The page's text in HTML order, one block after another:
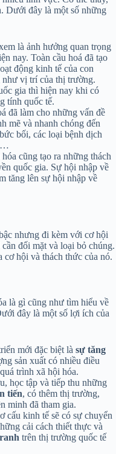
Dưới đây là một số những
là ảnh hưởng quan trọng
nay. Toàn cầu hoá đã tạo
động kinh tế của con
vị trí của thị trường.
gia thì hiện nay khi có
tính quốc tế.
đã làm cho những vấn đề
mẽ và nhanh chóng đến
bối, các loại bệnh dịch
hóa cũng tạo ra những thách
quốc gia. Sự hội nhập về
tăng lên sự hội nhập về
nhưng đi kèm với cơ hội
đối mặt và loại bỏ chúng.
hội và thách thức của nó.
là gì cũng như tìm hiểu về
đây là một số lợi ích của
mới đặc biệt là sự tăng
sản xuất có nhiều điều
trình xã hội hóa.
học tập và tiếp thu những
tiến, có thêm thị trường,
minh đã tham gia.
cấu kinh tế sẽ có sự chuyển
cải cách thiết thực và
trên thị trường quốc tế